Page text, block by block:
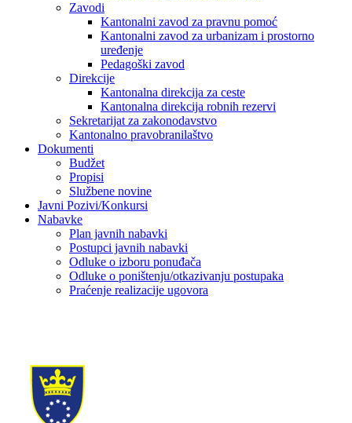
Zavodi
Kantonalni zavod za pravnu pomoć
Kantonalni zavod za urbanizam i prostorno
uređenje
Pedagoški zavod
Direkcije
Kantonalna direkcija za ceste
Kantonalna direkcija robnih rezervi
Sekretarijat za zakonodavstvo
Kantonalno pravobranilaštvo
Dokumenti
Budžet
Propisi
Službene novine
Javni Pozivi/Konkursi
Nabavke
Plan javnih nabavki
Postupci javnih nabavki
Odluke o izboru ponuđača
Odluke o poništenju/otkazivanju postupaka
Praćenje realizacije ugovora